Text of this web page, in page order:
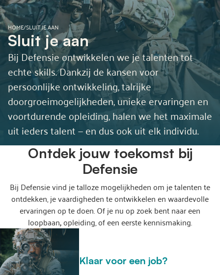
HOME/SLUIT JE AAN
Sluit je aan
Bij Defensie ontwikkelen we je talenten tot
echte skills. Dankzij de kansen voor
persoonlijke ontwikkeling, talrijke
doorgroeimogelijkheden, unieke ervaringen en
voortdurende opleiding, halen we het maximale
uit ieders talent — en dus ook uit elk individu.
Ontdek jouw toekomst bij
Defensie
Bij Defensie vind je talloze mogelijkheden om je talenten te
ontdekken, je vaardigheden te ontwikkelen en waardevolle
ervaringen op te doen. Of je nu op zoek bent naar een
loopbaan,opleiding, of een eerste kennismaking.
Klaar voor een job?